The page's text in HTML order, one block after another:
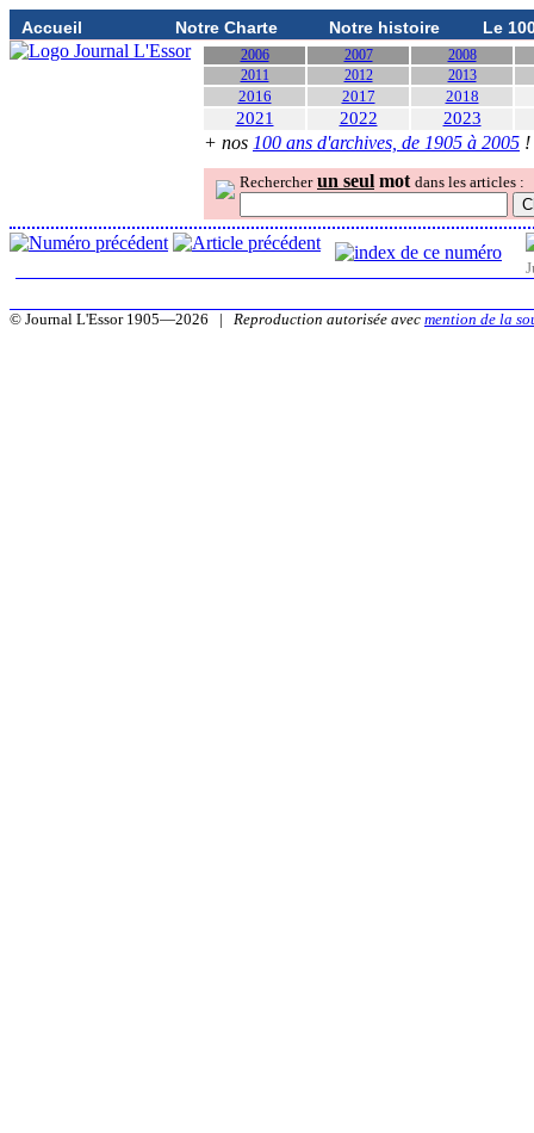
Accueil Notre Charte Notre histoire Le
2006 2007
2008
2011
2012 2013
2016 2017 2018
2021 2022 2023
+ nos 100 ans d'archives, de 1905 à 2005 !
Rechercher un seul mot dans les articles :
© Journal L'Essor 1905—2026 | Reproduction autorisée avec mention de la